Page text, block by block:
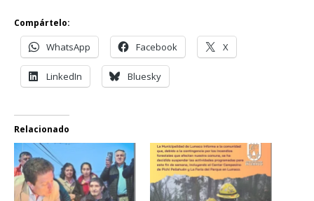
Compártelo:
WhatsApp Facebook X
LinkedIn Bluesky
Relacionado